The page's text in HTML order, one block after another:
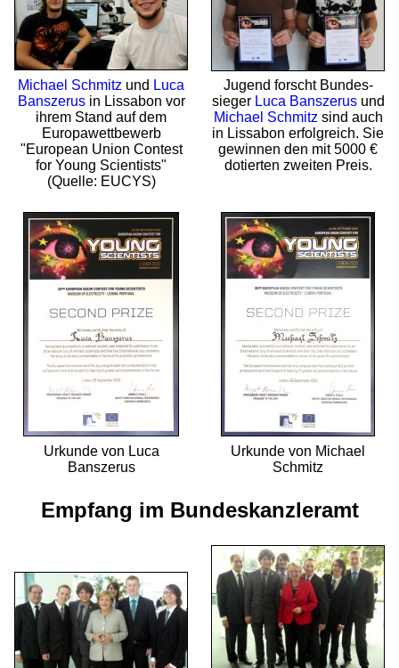
Michael Schmitz und Luca
Banszerusin Lissabon vor
ihrem Stand auf dem
Europa­wett­bewerb
"European Union Contest
for Young Scientists"
(Quelle: EUCYS)
Jugend forscht Bundes­
sieger Luca Banszerusund
Michael Schmitz sind auch
in Lissabon erfolgreich. Sie
gewinnen den mit 5000 €
dotierten zweiten Preis.
Urkunde von Luca
Banszerus
Urkunde von Michael
Schmitz
Empfang im Bundeskanzleramt